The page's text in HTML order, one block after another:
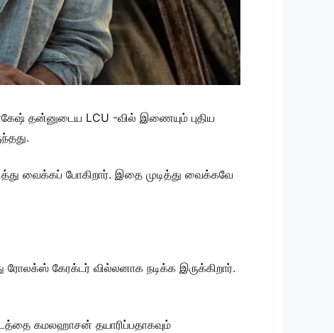
தன்னுடைய LCU -வில் இணையும் புதிய
வைக்கப் போகிறார். இதை முடித்து வைக்கவே
கேரக்டர் வில்லனாக நடிக்க இருக்கிறார்.
கமலஹாசன் தயாரிப்பதாகவும்